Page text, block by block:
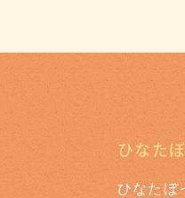
ひなた
ひなたぼ